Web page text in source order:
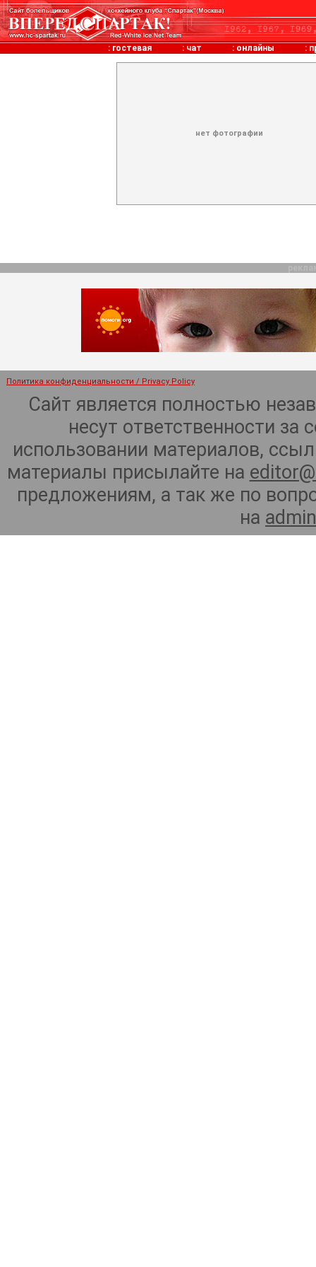
: гостевая : чат : онлайны :
нет фотографии
Политика конфиденциальности / Privacy Policy
Сайт является полностью
несут ответственности
использовании материалов,
материалы присылайте на
предложениям, а так же по
на